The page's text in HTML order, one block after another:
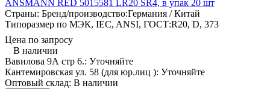
ANSMANN RED 5015581 LR20 SR4, в упак 20 шт
Страны: Бренд/производство:Германия / Китай
Типоразмер по МЭК, IEC, ANSI, ГОСТ:R20, D, 373
Цена по запросу
В наличии
Вавилова 9А стр 6.: Уточняйте
Кантемировская ул. 58 (для юр.лиц ): Уточняйте
Оптовый склад: В наличии